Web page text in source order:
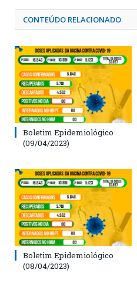
CONTEÚDO RELACIONADO
Boletim Epidemiológico
(09/04/2023)
Boletim Epidemiológico
(08/04/2023)